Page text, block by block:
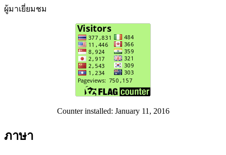
ผู้มาเยี่ยมชม
Counter installed: January 11, 2016
ภาษา